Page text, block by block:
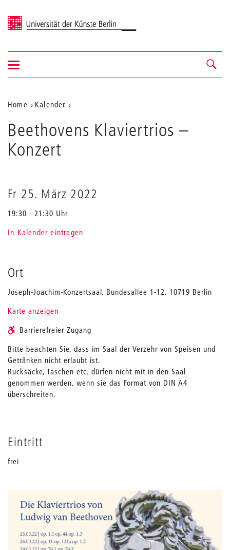
Universität der Künste Berlin
Navigation &
Suche
Navigation
ein-/ausblenden
Aktuelle
Position
auf
der
Home
Kalender
Klaviertrios
Beethovens Klaviertrios –
Konzert
Fr 25. März 2022
19:30 - 21:30 Uhr
In Kalender eintragen
Ort
Joseph-Joachim-Konzertsaal, Bundesallee 1-12, 10719 Berlin
Karte anzeigen
Barrierefreier Zugang
Bitte beachten Sie, dass im Saal der Verzehr von Speisen und
Getränken nicht erlaubt ist.
Rucksäcke, Taschen etc. dürfen nicht mit in den Saal
genommen werden, wenn sie das Format von DIN A4
überschreiten.
Eintritt
frei